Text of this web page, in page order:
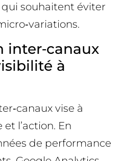
souhaitent éviter
inter‑canaux
à
vise à
et l’action. En
de performance